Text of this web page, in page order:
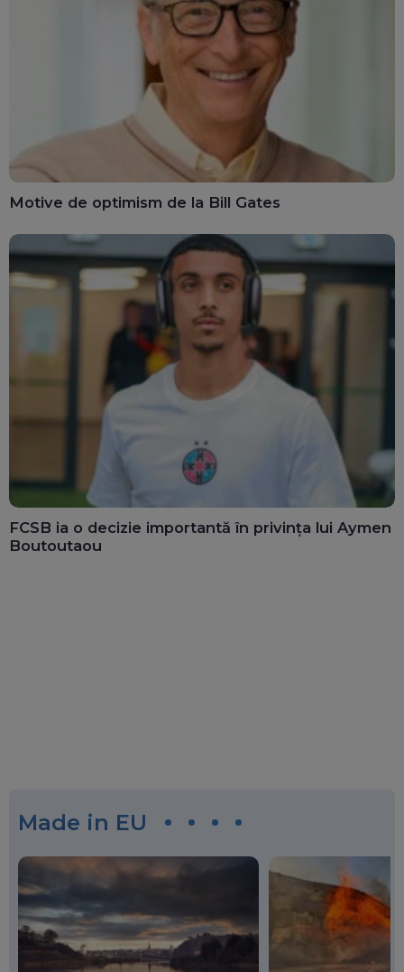
Motive de optimism de la Bill Gates
FCSB ia o decizie importantă în privința lui Aymen
Boutoutaou
Made in EU